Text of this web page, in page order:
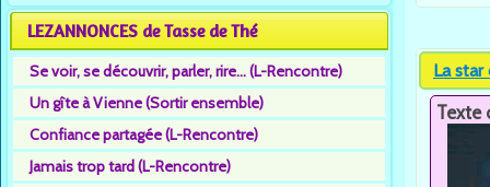
LEZANNONCES de Tasse de Thé
Se voir, se découvrir, parler, rire... (L-Rencontre)
Un gîte à Vienne (Sortir ensemble)
Confiance partagée (L-Rencontre)
Jamais trop tard (L-Rencontre)
La
Texte